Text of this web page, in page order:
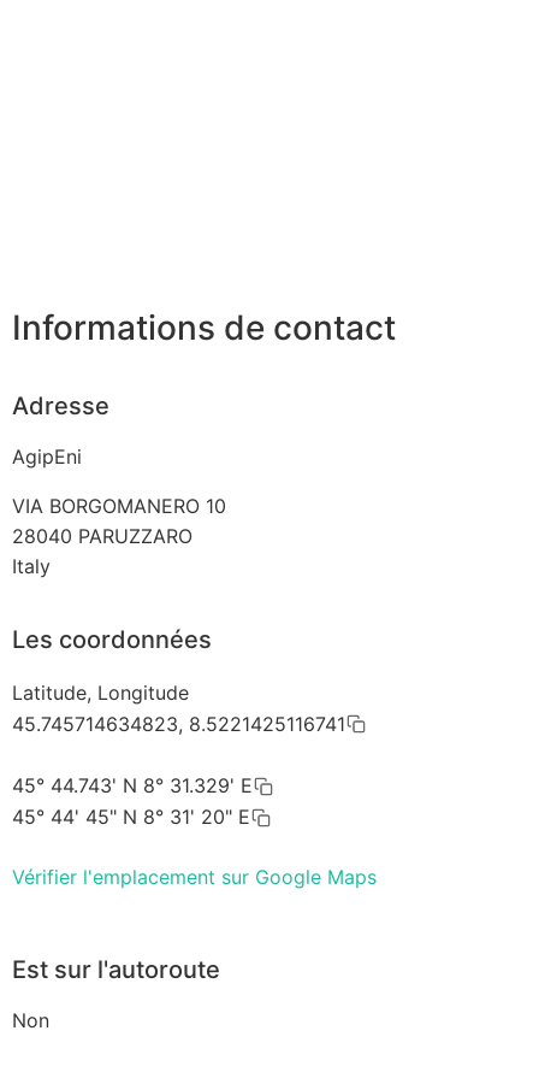
Informations de contact
Adresse
AgipEni
VIA BORGOMANERO 10
28040 PARUZZARO
Italy
Les coordonnées
Latitude, Longitude
45.745714634823, 8.5221425116741
45° 44.743' N 8° 31.329' E
45° 44' 45" N 8° 31' 20" E
Vérifier l'emplacement sur Google Maps
Est sur l'autoroute
Non